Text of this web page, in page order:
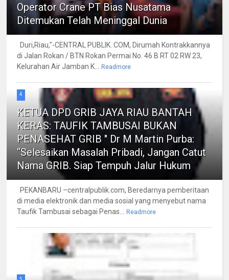
Operator Crane PT Bias Nusatama
Ditemukan Telah Meninggal Dunia
Duri,Riau,"-CENTRAL PUBLIK. COM, Dirumah Kontrakkannya
di Jalan Rokan / BTN Rokan Permai No. 46 B RT 02 RW 23,
Kelurahan Air Jamban K...
Readmore
4
KETUA DPD GRIB JAYA RIAU BANTAH
KERAS: TAUFIK TAMBUSAI BUKAN
PENASEHAT GRIB " Dr M Martin Purba:
“Selesaikan Masalah Pribadi, Jangan Catut
Nama GRIB. Siap Tempuh Jalur Hukum
PEKANBARU –centralpublik.com, Beredarnya pemberitaan
di media elektronik dan media sosial yang menyebut nama
Taufik Tambusai sebagai Penas...
Readmore